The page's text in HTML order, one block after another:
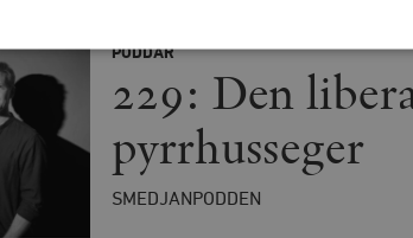
PODDAR
229: Den
pyrrhusseger
SMEDJANPODDEN
Strikt nödvändigt
Strikt nödvändiga kakor tillåter kärnwebbplatsfunktioner som
utan strikt nödvändiga cookies.
Leverantör
woocommerce_cart_hash